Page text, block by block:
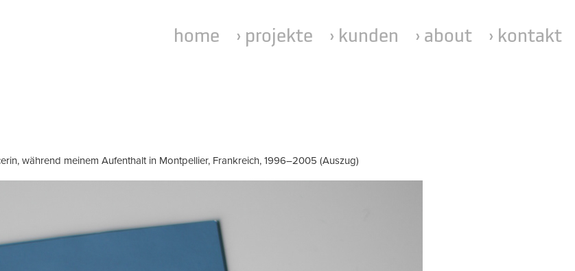
home › projekte › kunden › about › kontakt
während meinem Aufenthalt in Montpellier, Frankreich, 1996–2005 (Auszug)